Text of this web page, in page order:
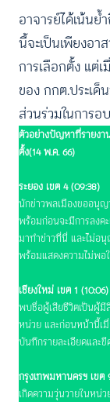
อาจารย์ได้เน้นย้
นี้จะเป็นเพียงอา
การเลือกตั้ง แต่
ของ กกต.ประเด็
ส่วนร่วมในการอ
ตัวอย่างปัญหาที่รายงา
ตั้ง(14 พ.ค. 66)
ระยอง เขต 4 (09:38)
นักข่าวพลเมืองขออนุ
พร้อมก่อนจะมีการลงค
มาทำข่าวที่นี่ และไม่อ
พร้อมแสดงความไม่พอ
เชียงใหม่ เขต 1 (10:06)
พบชื่อผู้เสียชีวิตเป็นผู้มี
หน่วย และก่อนหน้านี้เ
บันทึกรายละเอียดและ
กรุงเทพมหานครฯ เขต
เกิดความวุ่นวายในหน่